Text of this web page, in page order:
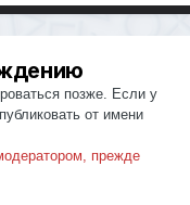
позже. Если у
от имени
прежде